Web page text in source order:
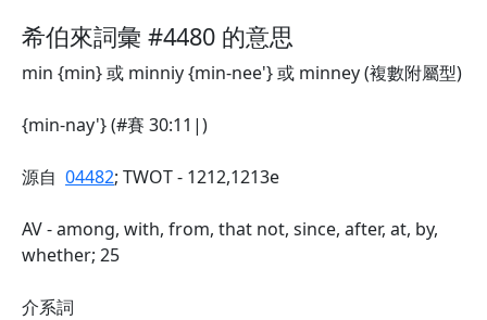
希伯來詞彙 #4480 的意思
min {min} 或 minniy {min-nee'} 或 minney (複數附屬型)
{min-nay'} (#賽 30:11|)
源自 04482; TWOT - 1212,1213e
AV - among, with, from, that not, since, after, at, by,
whether; 25
介系詞